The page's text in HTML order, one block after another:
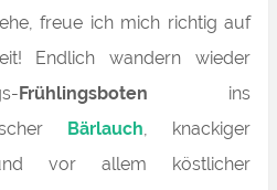
freue ich mich richtig auf
Endlich wandern wieder
Frühlingsboten ins
Bärlauch, knackiger
vor allem köstlicher